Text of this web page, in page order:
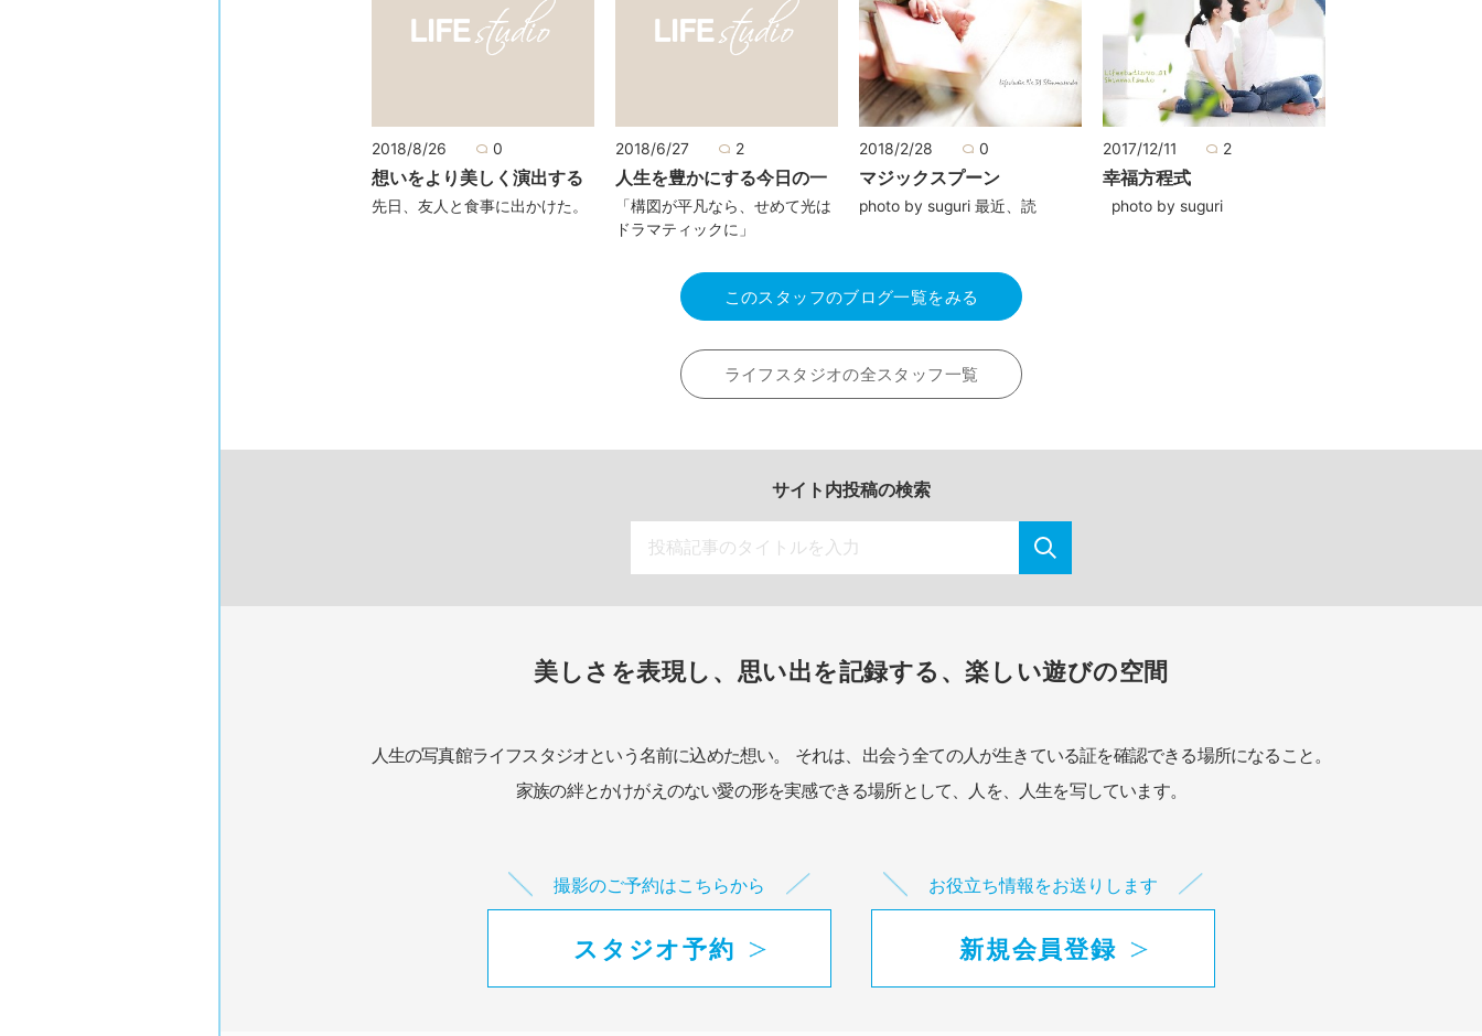
2018/8/26 0
想いをより美しく演出する
先日、友人と食事に出かけた。
2018/6/27 2
人生を豊かにする今日の一
「構図が平凡なら、せめて光は
ドラマティックに」
2018/2/28 0
マジックスプーン
photo by suguri 最近、読
2017/12/11 2
幸福方程式
photo by suguri
このスタッフのブログ一覧をみる
ライフスタジオの全スタッフ一覧
サイト内投稿の検索
美しさを表現し、思い出を記録する、楽しい遊びの空間
人生の写真館ライフスタジオという名前に込めた想い。
それは、出会う全ての人が生きている証を確認できる場所になること。
家族の絆とかけがえのない愛の形を実感できる場所として、 人を、人生を写しています。
撮影のご予約はこちらから
スタジオ予約
お役立ち情報をお送りします
新規会員登録